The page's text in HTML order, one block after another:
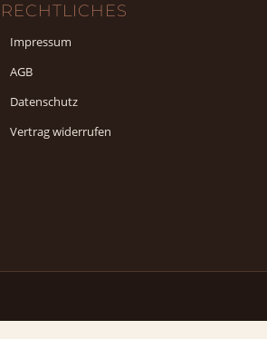
RECHTLICHES
Impressum
AGB
Datenschutz
Vertrag widerrufen